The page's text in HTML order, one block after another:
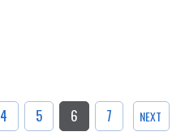
4 5 6 7 NEXT